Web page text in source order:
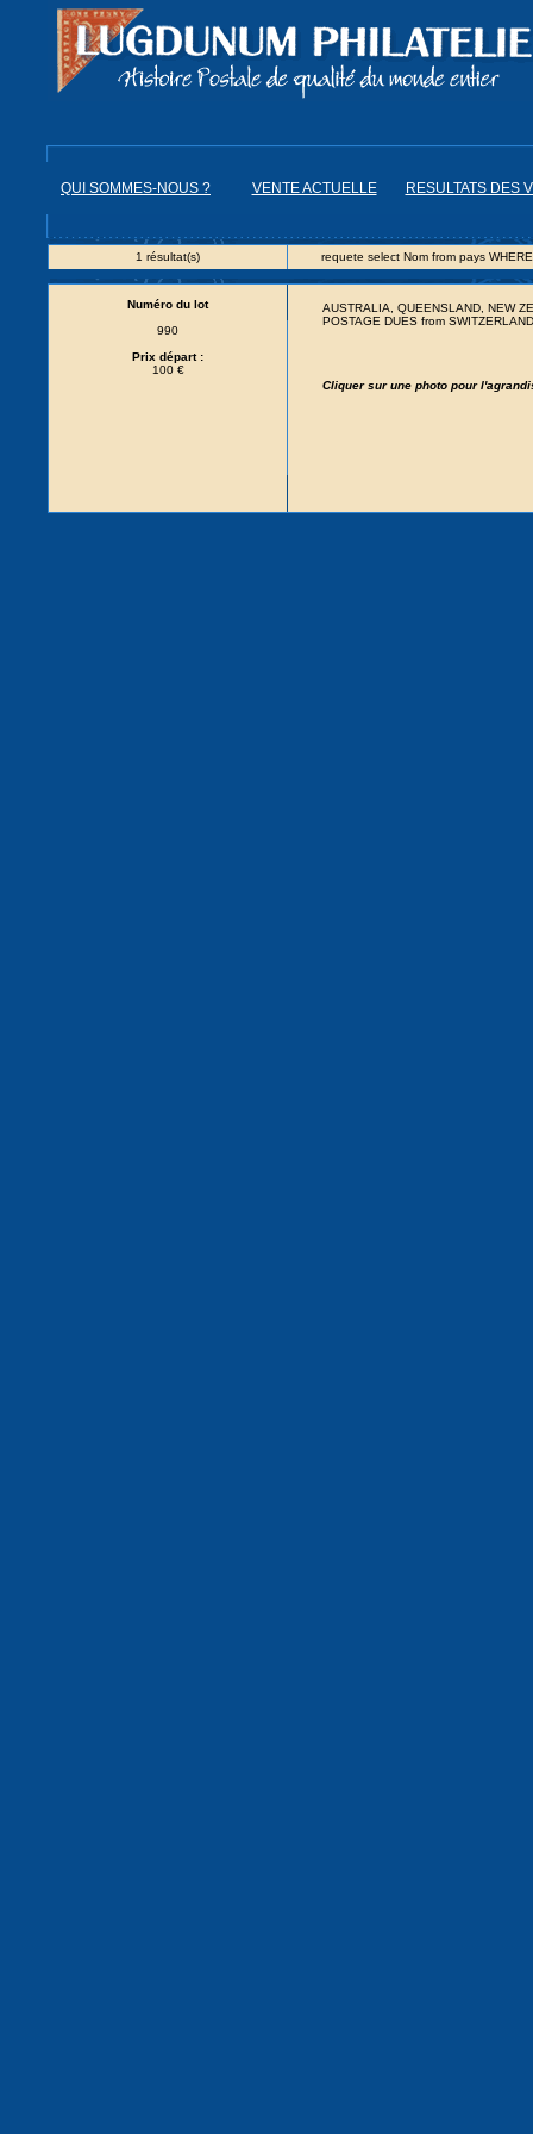
QUI SOMMES-NOUS ? VENTE ACTUELLE RESULTATS DES
1 résultat(s) requete select Nom from pays
Numéro du lot
990
Prix départ :
100 €
AUSTRALIA, QUEENSLAND, NEW
POSTAGE DUES from
Cliquer sur une photo pour